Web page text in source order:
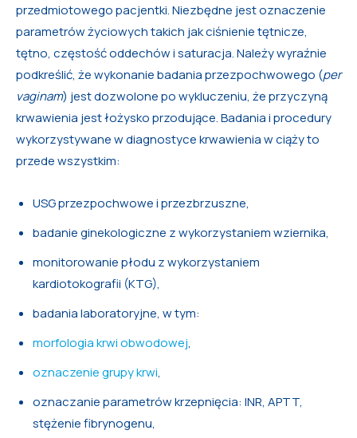
przedmiotowego pacjentki. Niezbędne jest oznaczenie
parametrów życiowych takich jak ciśnienie tętnicze,
tętno, częstość oddechów i saturacja. Należy wyraźnie
podkreślić, że wykonanie badania przezpochwowego (per
vaginam) jest dozwolone po wykluczeniu, że przyczyną
krwawienia jest łożysko przodujące. Badania i procedury
wykorzystywane w diagnostyce krwawienia w ciąży to
przede wszystkim:
USG przezpochwowe i przezbrzuszne,
badanie ginekologiczne z wykorzystaniem wziernika,
monitorowanie płodu z wykorzystaniem
kardiotokografii (KTG),
badania laboratoryjne, w tym:
morfologia krwi obwodowej,
oznaczenie grupy krwi,
oznaczanie parametrów krzepnięcia: INR, APTT,
stężenie fibrynogenu,